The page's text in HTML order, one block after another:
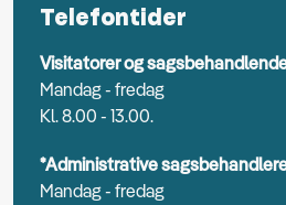
Telefontider
Visitatorer og
Mandag - fredag
Kl. 8.00 - 13.00.
*Administrative
Mandag - fredag